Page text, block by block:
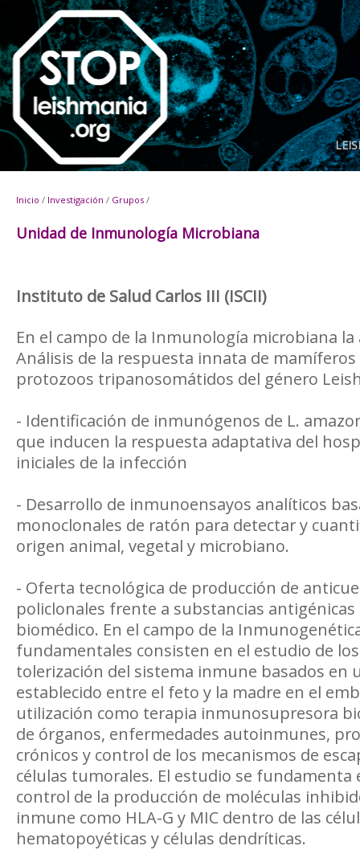
Inicio / Investigación / Grupos /
Unidad de Inmunología Microbiana
Instituto de Salud Carlos III (ISCII)
En el campo de la Inmunología microbiana
Análisis de la respuesta innata de
protozoos tripanosomátidos del género
- Identificación de inmunógenos de L.
que inducen la respuesta adaptativa del
iniciales de la infección
- Desarrollo de inmunoensayos analíticos
monoclonales de ratón para detectar y
origen animal, vegetal y microbiano.
- Oferta tecnológica de producción de
policlonales frente a substancias
biomédico. En el campo de la
fundamentales consisten en el estudio de
tolerización del sistema inmune basados en
establecido entre el feto y la madre en el
utilización como terapia inmunosupresora
de órganos, enfermedades autoinmunes,
crónicos y control de los mecanismos de
células tumorales. El estudio se fundamenta
control de la producción de moléculas
inmune como HLA-G y MIC dentro de las
hematopoyéticas y células dendríticas.